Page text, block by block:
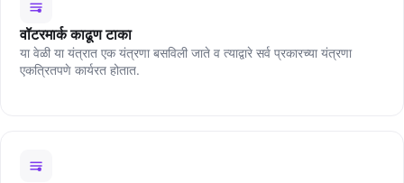
वॉटरमार्क काढूण टाका
या वेळी या यंत्रात एक यंत्रणा बसविली जाते व त्याद्वारे सर्व प्रकारच्या यंत्रणा
एकत्रितपणे कार्यरत होतात.